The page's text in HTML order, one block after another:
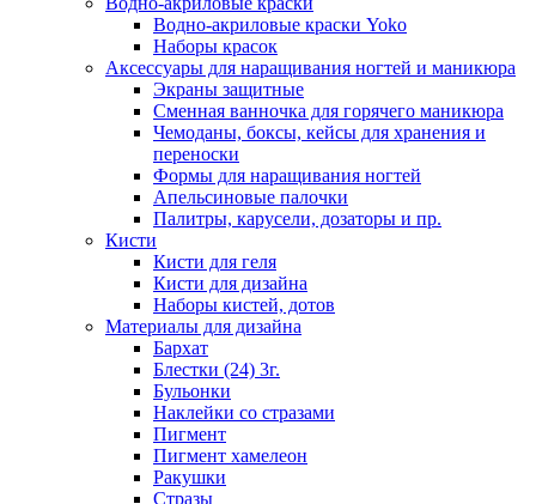
Водно-акриловые краски Yoko
Наборы красок
Аксессуары для наращивания ногтей и маникюра
Экраны защитные
Сменная ванночка для горячего маникюра
Чемоданы, боксы, кейсы для хранения и
переноски
Формы для наращивания ногтей
Апельсиновые палочки
Палитры, карусели, дозаторы и пр.
Кисти
Кисти для геля
Кисти для дизайна
Наборы кистей, дотов
Материалы для дизайна
Бархат
Блестки (24) 3г.
Бульонки
Наклейки со стразами
Пигмент
Пигмент хамелеон
Ракушки
Стразы